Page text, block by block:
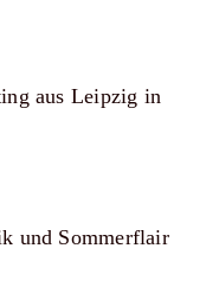
aus Leipzig in
und Sommerflair